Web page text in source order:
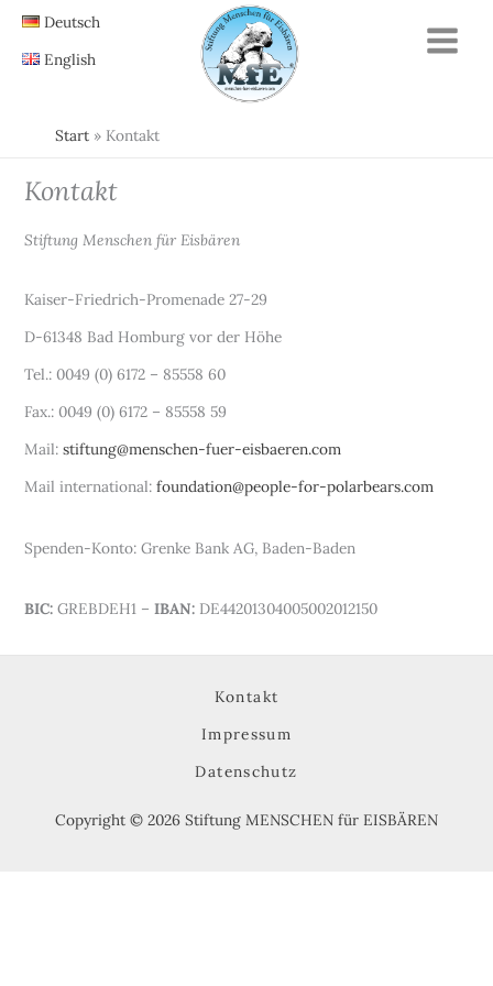
Zum
Inhalt
Deutsch
English
Start Kontakt
Kontakt
Stiftung Menschen für Eisbären
Kaiser-Friedrich-Promenade 27-29
D-61348 Bad Homburg vor der Höhe
Tel.: 0049 (0) 6172 – 85558 60
Fax.: 0049 (0) 6172 – 85558 59
Mail:stiftung@menschen-fuer-eisbaeren.com
Mail international:foundation@people-for-polarbears.com
Spenden-Konto: Grenke Bank AG, Baden-Baden
BIC: GREBDEH1 –IBAN: DE44201304005002012150
Kontakt
Impressum
Datenschutz
Copyright © 2026 Stiftung MENSCHEN für EISBÄREN